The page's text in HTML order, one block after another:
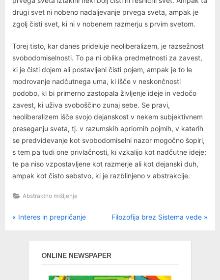
drugi svet ni nobeno nadaljevanje prvega sveta, ampak je
zgolj čisti svet, ki ni v nobenem razmerju s prvim svetom.
Torej tisto, kar danes prideluje neoliberalizem, je razsežnost
svobodomiselnosti. To pa ni oblika predmetnosti za zavest,
ki je čisti dojem ali postavljeni čisti pojem, ampak je to le
modrovanje nadčutnega uma, ki išče v neskončnosti
podobo, ki bi primerno zastopala življenje ideje in vedočo
zavest, ki uživa svoboščino zunaj sebe. Se pravi,
neoliberalizem išče svojo dejanskost v nekem subjektivnem
preseganju sveta, tj. v razumskih apriornih pojmih, v katerih
se predvidevanje kot svobodomiselni nazor mogočno šopiri,
s tem pa tudi one privlačnosti, ki vzkalijo kot nadčutne ideje;
te pa niso vzpostavljene kot razmerje ali kot dejanski duh,
ampak kot čisto sebstvo, ki je razblinjeno v abstrakcije.
Abstraktno mišljenje
Navigacija
P
Interes in prepričanje
N
t
o
Filozofija brez Sistema vede
ONLINE NEWSPAPER